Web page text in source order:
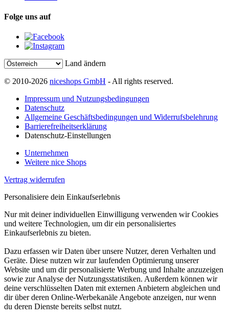
Folge uns auf
Land ändern
© 2010-2026 niceshops GmbH - All rights reserved.
Impressum und Nutzungsbedingungen
Datenschutz
Allgemeine Geschäftsbedingungen und Widerrufsbelehrung
Barrierefreiheitserklärung
Datenschutz-Einstellungen
Unternehmen
Weitere nice Shops
Vertrag widerrufen
Personalisiere dein Einkaufserlebnis
Nur mit deiner individuellen Einwilligung verwenden wir Cookies
und weitere Technologien, um dir ein personalisiertes
Einkaufserlebnis zu bieten.
Dazu erfassen wir Daten über unsere Nutzer, deren Verhalten und
Geräte. Diese nutzen wir zur laufenden Optimierung unserer
Website und um dir personalisierte Werbung und Inhalte anzuzeigen
sowie zur Analyse der Nutzungsstatistiken. Außerdem können wir
deine verschlüsselten Daten mit externen Anbietern abgleichen und
dir über deren Online-Werbekanäle Angebote anzeigen, nur wenn
du deren Dienste bereits selbst nutzt.